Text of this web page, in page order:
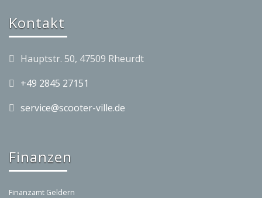
Kontakt
Hauptstr. 50, 47509 Rheurdt
+49 2845 27151
service@scooter-ville.de
Finanzen
Finanzamt Geldern